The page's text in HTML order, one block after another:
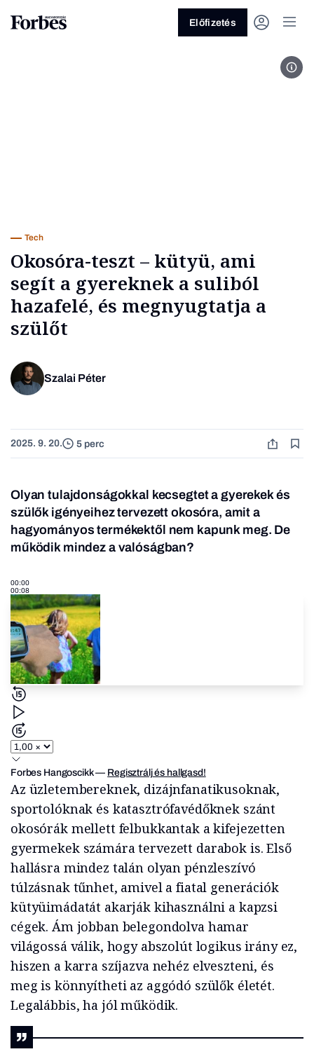
Előfizetés
Tech
Okosóra-teszt – kütyü, ami
segít a gyereknek a suliból
hazafelé, és megnyugtatja a
szülőt
Szalai Péter
2025. 9. 20. 5 perc
Olyan tulajdonságokkal kecsegtet a gyerekek és
szülők igényeihez tervezett okosóra, amit a
hagyományos termékektől nem kapunk meg. De
működik mindez a valóságban?
00:00
00:08
Forbes Hangoscikk— Regisztrálj és hallgasd!
Az üzletembereknek, dizájnfanatikusoknak,
sportolóknak és katasztrófavédőknek szánt
okosórák mellett felbukkantak a kifejezetten
gyermekek számára tervezett darabok is. Első
hallásra mindez talán olyan pénzleszívó
túlzásnak tűnhet, amivel a fiatal generációk
kütyüimádatát akarják kihasználni a kapzsi
cégek. Ám jobban belegondolva hamar
világossá válik, hogy abszolút logikus irány ez,
hiszen a karra szíjazva nehéz elveszteni, és
meg is könnyítheti az aggódó szülők életét.
Legalábbis, ha jól működik.